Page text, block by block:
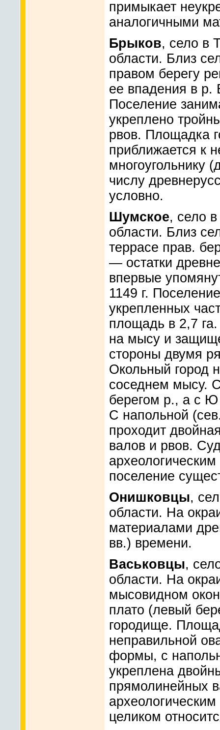
примыкает
аналогичными
Брыков, село в
области. Близ
правом берегу
ее впадения в
Поселение
укреплено
рвов. Площадка
приближается к
многоугольнику
числу
условно.
Шумское, село
области. Близ
террасе прав.
— остатки
впервые
1149 г.
укрепленных
площадь в 2,7
на мысу и
стороны двумя
Окольный город
соседнем мысу.
берегом р., а с
С напольной
проходит
валов и рвов.
поселение
Онишковцы,
области. На
материалами
вв.) времени.
Васьковцы,
области. На
мысовидном
плато (левый
городище.
неправильной
формы, с
укреплена
прямолинейных
целиком